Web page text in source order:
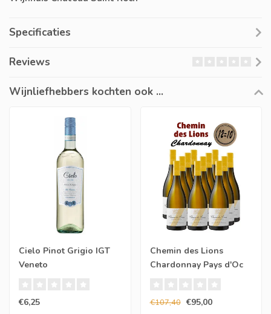
Specificaties
Reviews
Wijnliefhebbers kochten ook ...
Cielo Pinot Grigio IGT
Veneto
€6,25
Chemin des Lions
Chardonnay Pays d'Oc
€107,40 €95,00